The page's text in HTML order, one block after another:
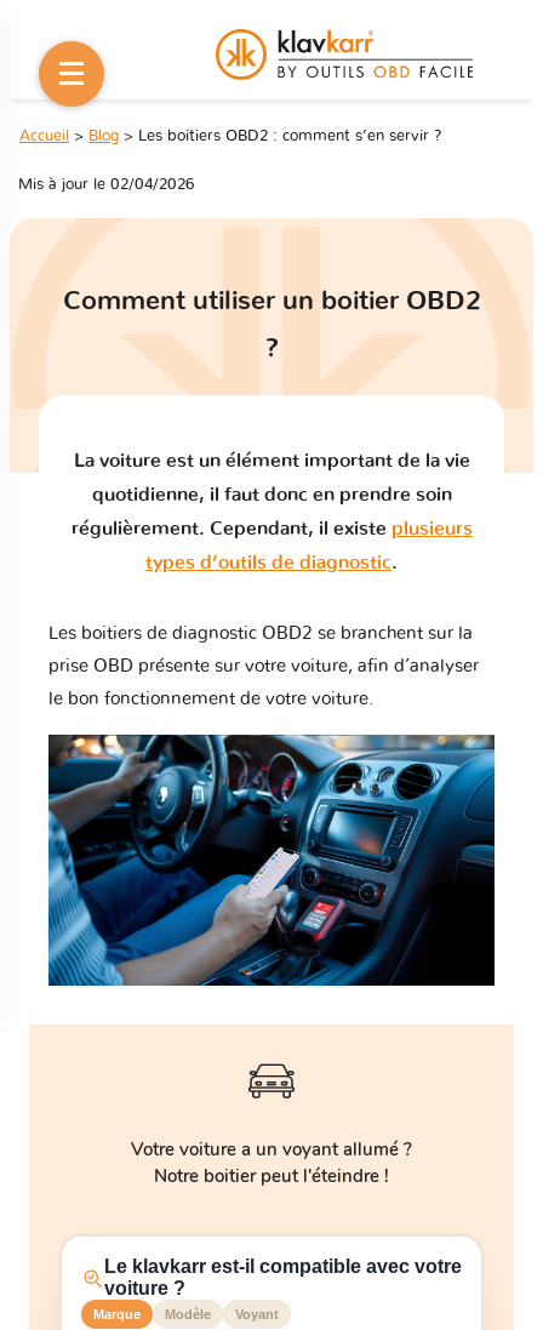
Accueil > Blog > Les boitiers OBD2 : comment s’en servir ?
Mis à jour le 02/04/2026
Comment utiliser un boitier OBD2
?
La voiture est un élément important de la vie
quotidienne, il faut donc en prendre soin
régulièrement. Cependant, il existe plusieurs
types d’outils de diagnostic.
Les boitiers de diagnostic OBD2 se branchent sur la
prise OBD présente sur votre voiture, afin d’analyser
le bon fonctionnement de votre voiture.
Votre voiture a un voyant allumé ?
Notre boitier peut l'éteindre !
Le klavkarr est-il compatible avec votre
voiture ?
Marque Modèle Voyant